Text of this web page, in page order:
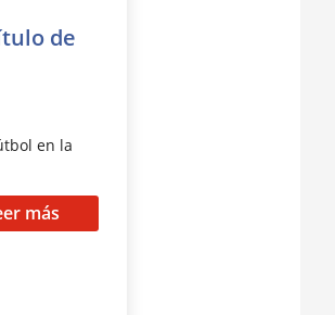
de
en la
más